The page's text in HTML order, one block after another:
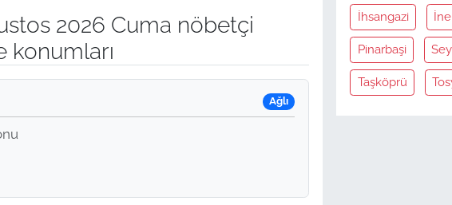
2026 Cuma nöbetçi
konumları
Ağlı
İhsangazi
Pinarbaşi
Taşköprü